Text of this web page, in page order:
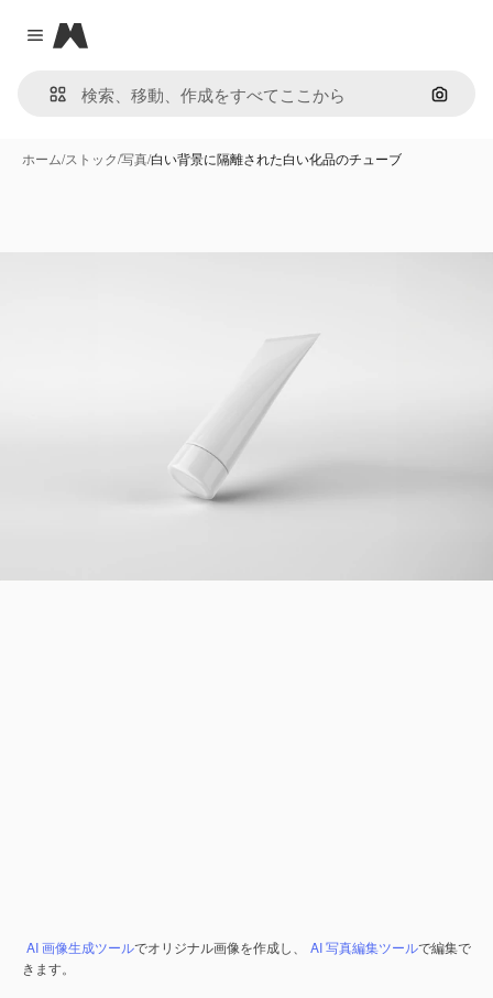
Close menu
Magnific
画像で
ホーム/ストック/写真/白い背景に隔離された白い化品のチューブ
AI 画像生成ツールでオリジナル画像を作成し、 AI 写真編集ツールで編集で
きます。